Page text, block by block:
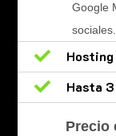
Google
sociales.

Hosting

Hasta
Precio